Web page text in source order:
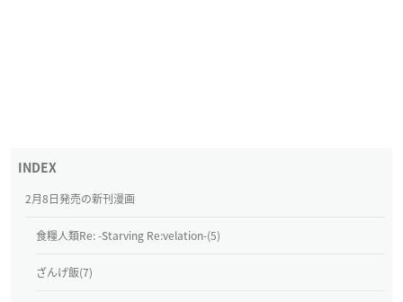
2月8日発売の新刊漫画
食糧人類Re: -Starving Re:velation-(5)
ざんげ飯(7)